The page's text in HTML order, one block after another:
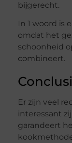
bijgerecht.
In 1 woord is
omdat het
schoonheid
combineert.
Er zijn veel
interessant
garandeert